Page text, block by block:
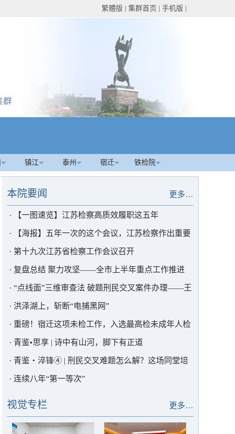
繁體版 集群首页 手机版
镇江 泰州 宿迁 铁检院
更多…
本院要闻
· 【一图速览】江苏检察高质效履职这五年
· 【海报】五年一次的这个会议，江苏检察作出重要
部署
· 第十九次江苏省检察工作会议召开
· 复盘总结 聚力攻坚——全市上半年重点工作推进
会暨业务质效分析会召开
· “点线面”三维审查法 破题刑民交叉案件办理——王
勇检察长为宿迁政法大讲堂授课
· 洪泽湖上，斩断“电捕黑网”
· 重磅！宿迁这项未检工作，入选最高检未成年人检
察40年40件大事
· 青鉴•思享 | 诗中有山河，脚下有正道
· 青鉴・淬锋④ | 刑民交叉难题怎么解？这场同堂培
训给出了思路
· 连续八年“第一等次”
更多…
视觉专栏